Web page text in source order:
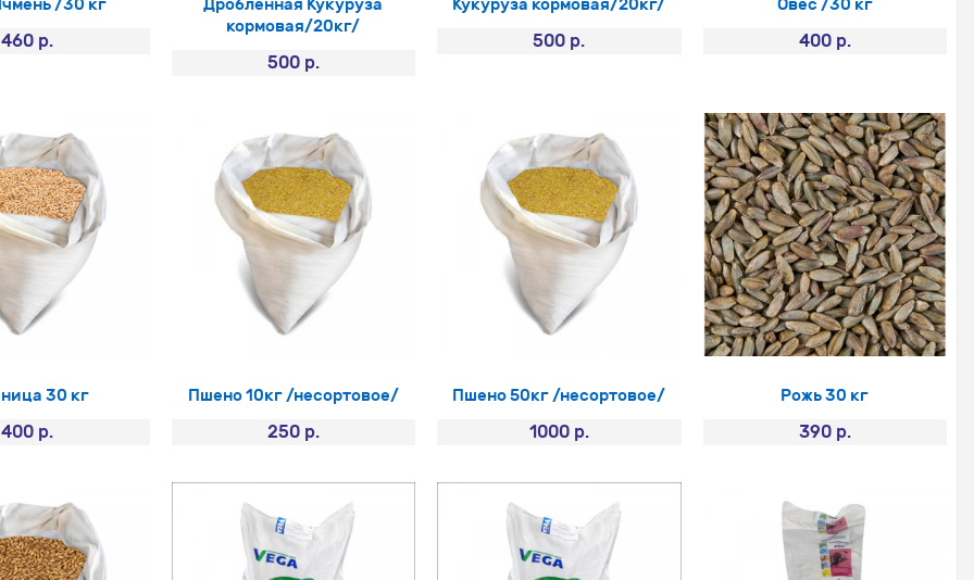
460 р.
кормовая/20кг/
500 р.
500 р. 400 р.
30 кг
400 р.
Пшено 10кг /несортовое/
250 р.
Пшено 50кг /несортовое/
1000 р.
Рожь 30 кг
390 р.